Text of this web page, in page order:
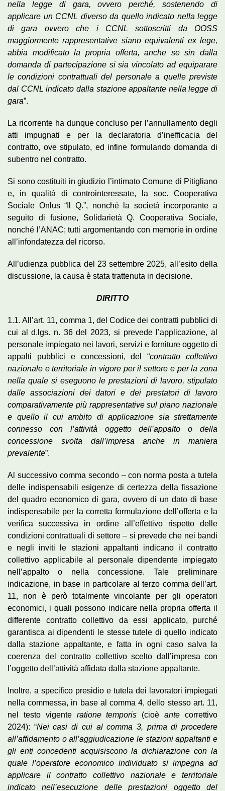
nella legge di gara, ovvero perché, sostenendo di
applicare un CCNL diverso da quello indicato nella legge
di gara ovvero che i CCNL sottoscritti da OOSS
maggiormente rappresentative siano equivalenti ex lege,
abbia modificato la propria offerta, anche se sin dalla
domanda di partecipazione si sia vincolato ad equiparare
le condizioni contrattuali del personale a quelle previste
dal CCNL indicato dalla stazione appaltante nella legge di
gara”.
La ricorrente ha dunque concluso per l’annullamento degli
atti impugnati e per la declaratoria d’inefficacia del
contratto, ove stipulato, ed infine formulando domanda di
subentro nel contratto.
Si sono costituiti in giudizio l’intimato Comune di Pitigliano
e, in qualità di controinteressate, la soc. Cooperativa
Sociale Onlus “Il Q.”, nonché la società incorporante a
seguito di fusione, Solidarietà Q. Cooperativa Sociale,
nonché l’ANAC; tutti argomentando con memorie in ordine
all’infondatezza del ricorso.
All’udienza pubblica del 23 settembre 2025, all’esito della
discussione, la causa è stata trattenuta in decisione.
DIRITTO
1.1. All’art. 11, comma 1, del Codice dei contratti pubblici di
cui al d.lgs. n. 36 del 2023, si prevede l’applicazione, al
personale impiegato nei lavori, servizi e forniture oggetto di
appalti pubblici e concessioni, del “contratto collettivo
nazionale e territoriale in vigore per il settore e per la zona
nella quale si eseguono le prestazioni di lavoro, stipulato
dalle associazioni dei datori e dei prestatori di lavoro
comparativamente più rappresentative sul piano nazionale
e quello il cui ambito di applicazione sia strettamente
connesso con l’attività oggetto dell’appalto o della
concessione svolta dall’impresa anche in maniera
prevalente”.
Al successivo comma secondo – con norma posta a tutela
delle indispensabili esigenze di certezza della fissazione
del quadro economico di gara, ovvero di un dato di base
indispensabile per la corretta formulazione dell’offerta e la
verifica successiva in ordine all’effettivo rispetto delle
condizioni contrattuali di settore – si prevede che nei bandi
e negli inviti le stazioni appaltanti indicano il contratto
collettivo applicabile al personale dipendente impiegato
nell’appalto o nella concessione. Tale preliminare
indicazione, in base in particolare al terzo comma dell’art.
11, non è però totalmente vincolante per gli operatori
economici, i quali possono indicare nella propria offerta il
differente contratto collettivo da essi applicato, purché
garantisca ai dipendenti le stesse tutele di quello indicato
dalla stazione appaltante, e fatta in ogni caso salva la
coerenza del contratto collettivo scelto dall’impresa con
l’oggetto dell’attività affidata dalla stazione appaltante.
Inoltre, a specifico presidio e tutela dei lavoratori impiegati
nella commessa, in base al comma 4, dello stesso art. 11,
nel testo vigente ratione temporis (cioèante correttivo
2024): “Nei casi di cui al comma 3, prima di procedere
all’affidamento o all’aggiudicazione le stazioni appaltanti e
gli enti concedenti acquisiscono la dichiarazione con la
quale l’operatore economico individuato si impegna ad
applicare il contratto collettivo nazionale e territoriale
indicato nell’esecuzione delle prestazioni oggetto del